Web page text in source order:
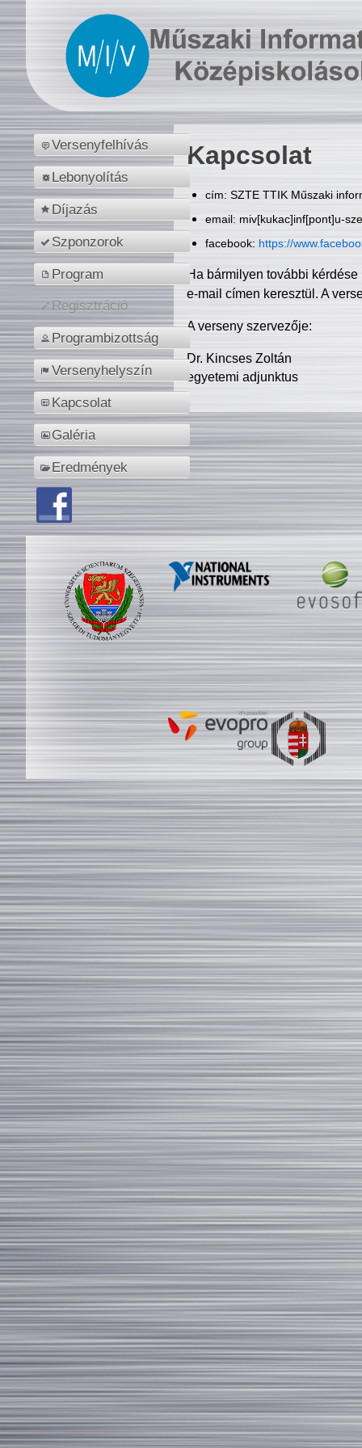
Versenyfelhívás
Lebonyolítás
Díjazás
Szponzorok
Program
Regisztráció
Programbizottság
Versenyhelyszín
Kapcsolat
Galéria
Eredmények
Kapcsolat
cím: SZTE TTIK Műszaki
email: miv[kukac]inf[pont]u-
facebook: https://
Ha bármilyen további
e-mail címen keresztül. A
A verseny szervezője:
Dr. Kincses Zoltán
egyetemi adjunktus